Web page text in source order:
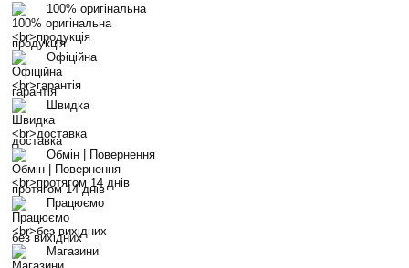
100% оригінальна
продукція
Офіційна
гарантія
Швидка
доставка
Обмін | Повернення
протягом 14 днів
Працюємо
без вихідних
Магазини